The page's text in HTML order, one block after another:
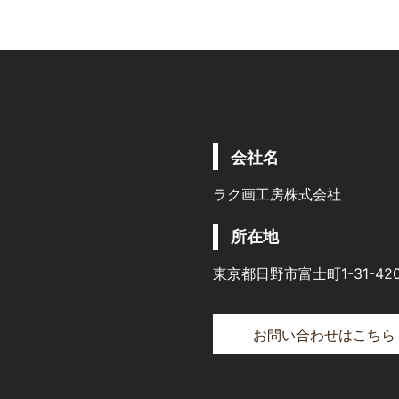
会社名
ラク画工房株式会社
所在地
東京都日野市富士町1-31-
お問い合わせはこちら